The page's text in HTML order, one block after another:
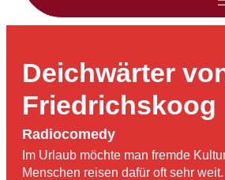
Deichwärter
Friedrichskoog
Radiocomedy
Im Urlaub möchte man fremde
Menschen reisen dafür oft sehr